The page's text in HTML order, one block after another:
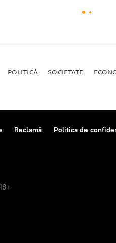
POLITICĂ SOCIETATE
Reclamă Politica de